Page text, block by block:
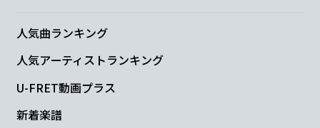
う
G F C
Am
人気曲ランキング
人気アーティストランキング
U-FRET動画プラス
新着楽譜